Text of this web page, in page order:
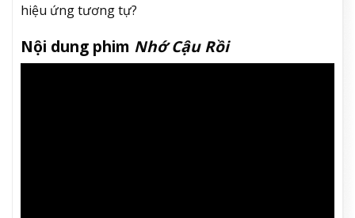
hiệu ứng tương tự?
Nội dung phim Nhớ Cậu Rồi